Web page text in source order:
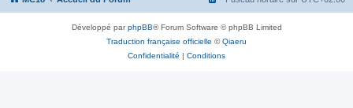
Développé parphpBB® Forum Software © phpBB Limited
Traduction française officielle ©Qiaeru
Confidentialité | Conditions